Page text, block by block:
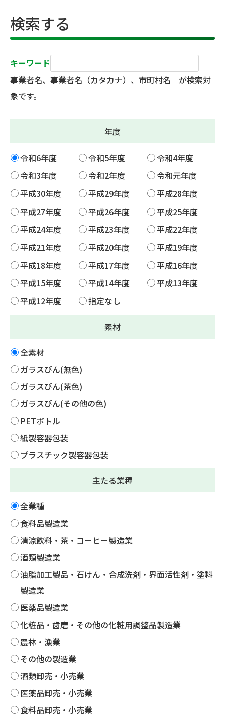
検索する
キーワード
事業者名、事業者名（カタカナ）、市町村名 が検索対
象です。
年度
令和6年度 令和5年度
令和4年度
令和3年度
令和2年度
令和元年度
平成30年度
平成29年度
平成28年度
平成27年度
平成26年度
平成25年度
平成24年度
平成23年度
平成22年度
平成21年度
平成20年度
平成19年度
平成18年度
平成17年度
平成16年度
平成15年度
平成14年度
平成13年度
平成12年度
指定なし
素材
全素材
ガラスびん(無色)
ガラスびん(茶色)
ガラスびん(その他の色)
PETボトル
紙製容器包装
プラスチック製容器包装
主たる業種
全業種
食料品製造業
清涼飲料・茶・コーヒー製造業
酒類製造業
油脂加工製品・石けん・合成洗剤・界面活性剤・塗料
製造業
医薬品製造業
化粧品・歯磨・その他の化粧用調整品製造業
農林・漁業
その他の製造業
酒類卸売・小売業
医薬品卸売・小売業
食料品卸売・小売業